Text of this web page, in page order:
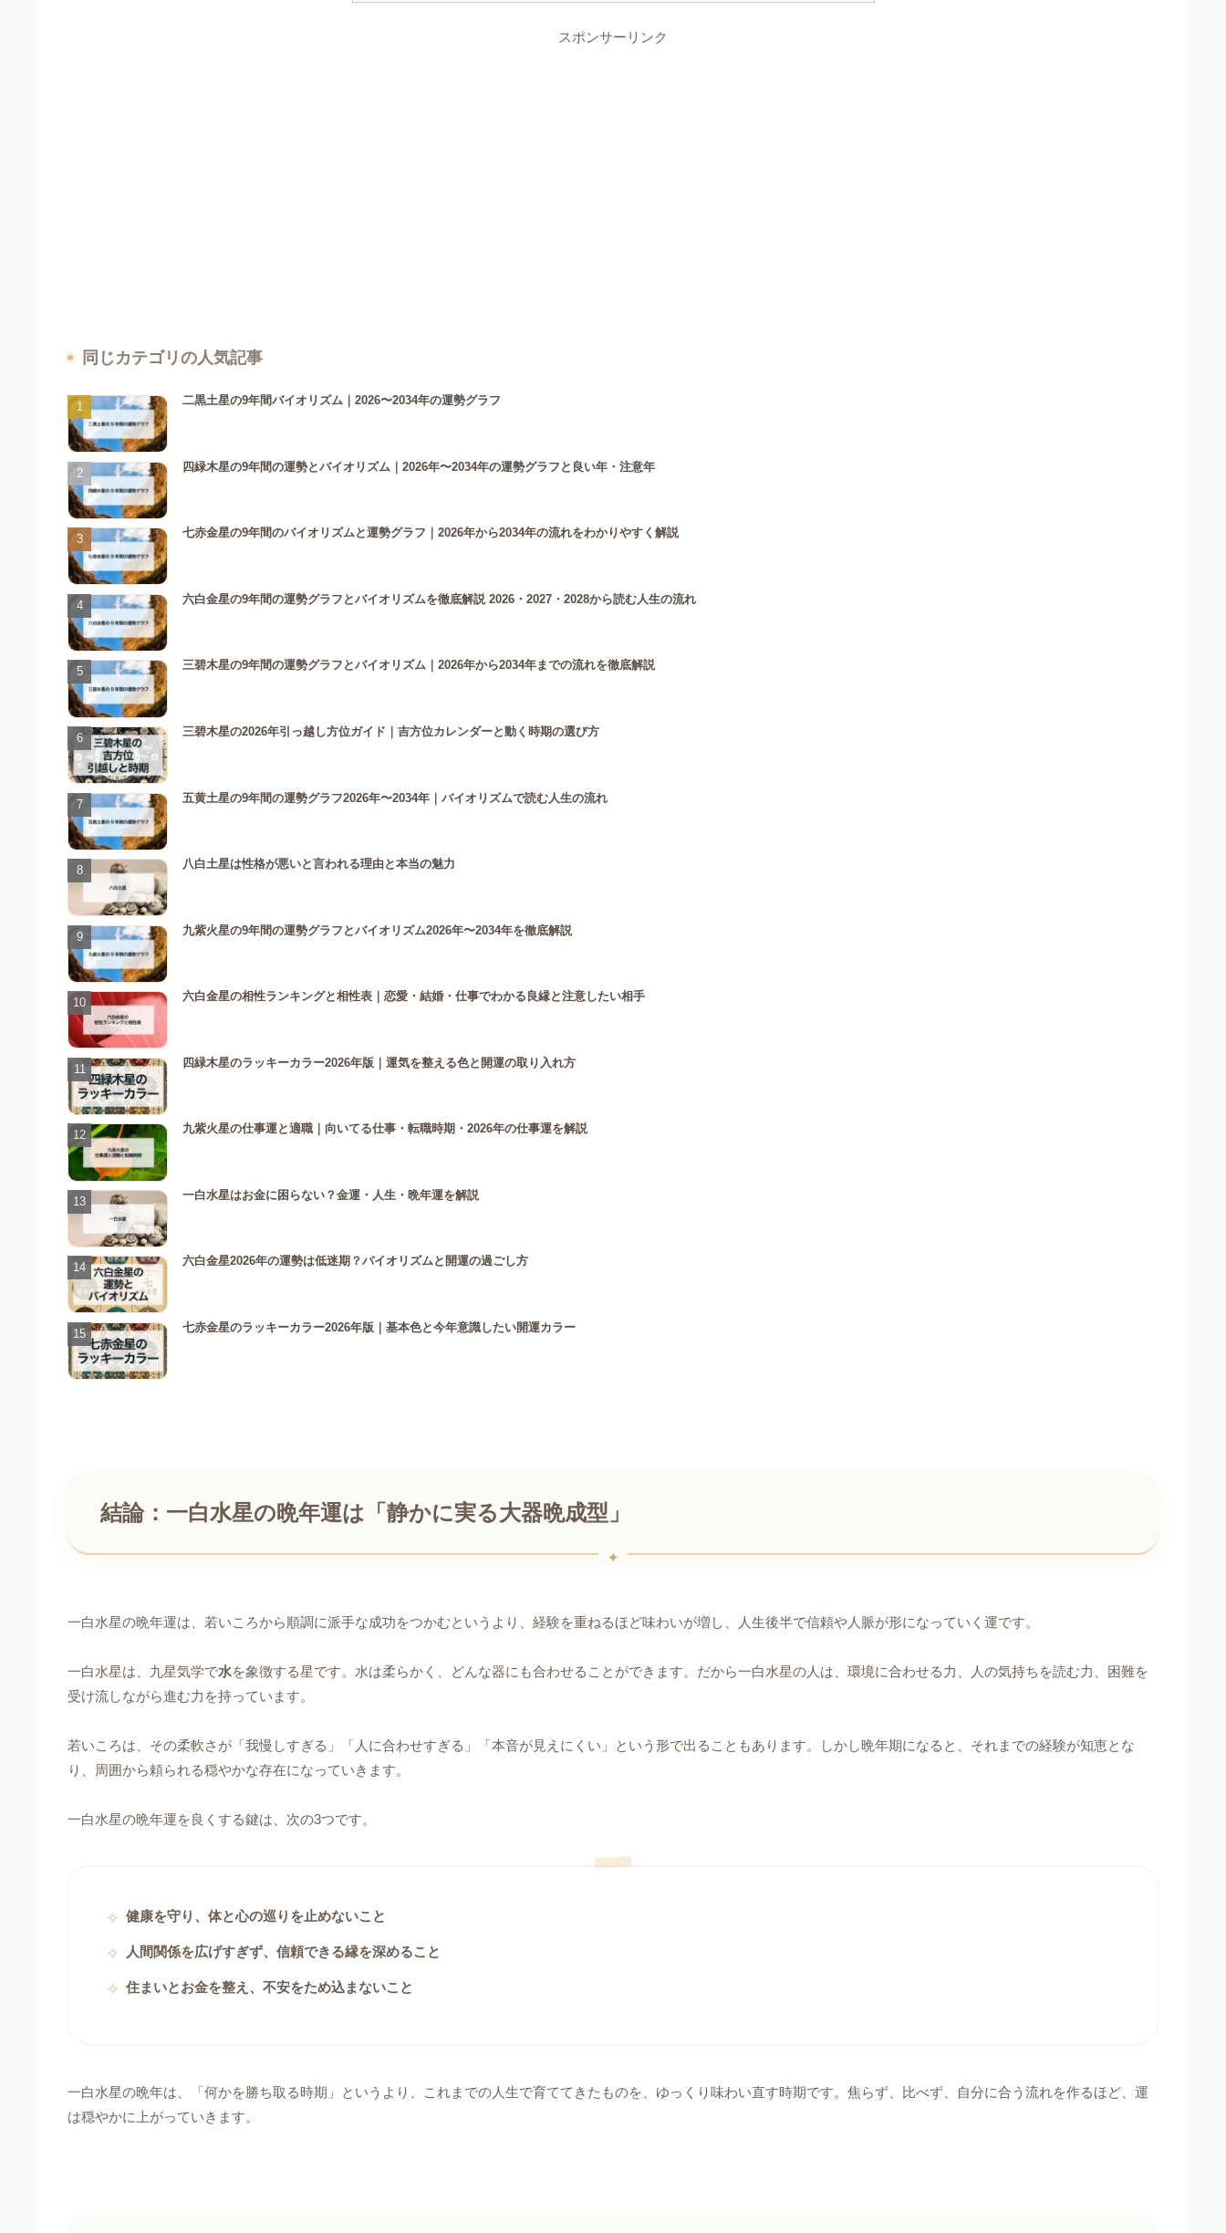
スポンサーリンク
同じカテゴリの人気記事
二黒土星の9年間バイオリズム｜2026〜2034年の運勢グラフ
四緑木星の9年間の運勢とバイオリズム｜2026年〜2034年の運勢グラフと良い年・注意年
七赤金星の9年間のバイオリズムと運勢グラフ｜2026年から2034年の流れをわかりやすく解説
六白金星の9年間の運勢グラフとバイオリズムを徹底解説 2026・2027・2028から読む人生の流れ
三碧木星の9年間の運勢グラフとバイオリズム｜2026年から2034年までの流れを徹底解説
三碧木星の2026年引っ越し方位ガイド｜吉方位カレンダーと動く時期の選び方
五黄土星の9年間の運勢グラフ2026年〜2034年｜バイオリズムで読む人生の流れ
八白土星は性格が悪いと言われる理由と本当の魅力
九紫火星の9年間の運勢グラフとバイオリズム2026年〜2034年を徹底解説
六白金星の相性ランキングと相性表｜恋愛・結婚・仕事でわかる良縁と注意したい相手
四緑木星のラッキーカラー2026年版｜運気を整える色と開運の取り入れ方
九紫火星の仕事運と適職｜向いてる仕事・転職時期・2026年の仕事運を解説
一白水星はお金に困らない？金運・人生・晩年運を解説
六白金星2026年の運勢は低迷期？バイオリズムと開運の過ごし方
七赤金星のラッキーカラー2026年版｜基本色と今年意識したい開運カラー
結論：一白水星の晩年運は「静かに実る大器晩成型」
一白水星の晩年運は、若いころから順調に派手な成功をつかむというより、経験を重ねるほど味わいが増し、人生後半で信頼や人脈が形になっていく運です。
一白水星は、九星気学で水を象徴する星です。水は柔らかく、どんな器にも合わせることができます。だから一白水星の人は、環境に合わせる力、人の気持ちを読む力、困難を
受け流しながら進む力を持っています。
若いころは、その柔軟さが「我慢しすぎる」「人に合わせすぎる」「本音が見えにくい」という形で出ることもあります。しかし晩年期になると、それまでの経験が知恵とな
り、周囲から頼られる穏やかな存在になっていきます。
一白水星の晩年運を良くする鍵は、次の3つです。
健康を守り、体と心の巡りを止めないこと
人間関係を広げすぎず、信頼できる縁を深めること
住まいとお金を整え、不安をため込まないこと
一白水星の晩年は、「何かを勝ち取る時期」というより、これまでの人生で育ててきたものを、ゆっくり味わい直す時期です。焦らず、比べず、自分に合う流れを作るほど、運
は穏やかに上がっていきます。